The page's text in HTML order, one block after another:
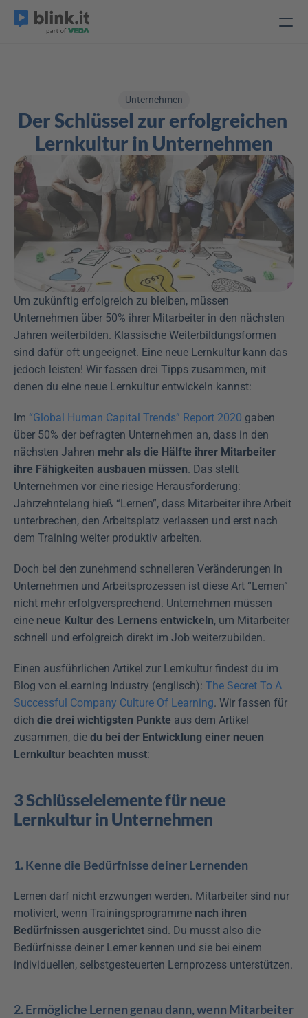
Unternehmen
Der Schlüssel zur erfolgreichen
Lernkultur in Unternehmen
Um zukünftig erfolgreich zu bleiben, müssen
Unternehmen über 50% ihrer Mitarbeiter in den nächsten
Jahren weiterbilden. Klassische Weiterbildungsformen
sind dafür oft ungeeignet. Eine neue Lernkultur kann das
jedoch leisten! Wir fassen drei Tipps zusammen, mit
denen du eine neue Lernkultur entwickeln kannst:
Im “Global Human Capital Trends” Report 2020 gaben
über 50% der befragten Unternehmen an, dass in den
nächsten Jahren mehr als die Hälfte ihrer Mitarbeiter
ihre Fähigkeiten ausbauen müssen. Das stellt
Unternehmen vor eine riesige Herausforderung:
Jahrzehntelang hieß “Lernen”, dass Mitarbeiter ihre Arbeit
unterbrechen, den Arbeitsplatz verlassen und erst nach
dem Training weiter produktiv arbeiten.
Doch bei den zunehmend schnelleren Veränderungen in
Unternehmen und Arbeitsprozessen ist diese Art “Lernen”
nicht mehr erfolgversprechend. Unternehmen müssen
eine neue Kultur des Lernens entwickeln, um Mitarbeiter
schnell und erfolgreich direkt im Job weiterzubilden.
Einen ausführlichen Artikel zur Lernkultur findest du im
Blog von eLearning Industry (englisch): The Secret To A
Successful Company Culture Of Learning. Wir fassen für
dich die drei wichtigsten Punkte aus dem Artikel
zusammen, die du bei der Entwicklung einer neuen
Lernkultur beachten musst:
3 Schlüsselelemente für neue
Lernkultur in Unternehmen
1. Kenne die Bedürfnisse deiner Lernenden
Lernen darf nicht erzwungen werden. Mitarbeiter sind nur
motiviert, wenn Trainingsprogramme nach ihren
Bedürfnissen ausgerichtet sind. Du musst also die
Bedürfnisse deiner Lerner kennen und sie bei einem
individuellen, selbstgesteuerten Lernprozess unterstützen.
2. Ermögliche Lernen genau dann, wenn Mitarbeiter